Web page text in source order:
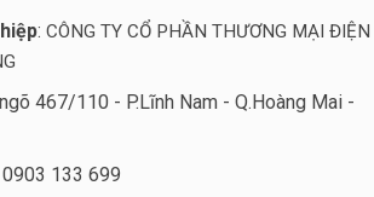
: CÔNG TY CỔ PHẦN THƯƠNG MẠI ĐIỆN
467/110 - P.Lĩnh Nam - Q.Hoàng Mai -
0903 133 699